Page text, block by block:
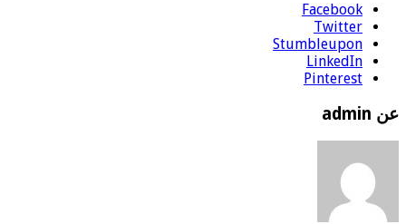
Facebook
Twitter
Stumbleupon
LinkedIn
Pinterest
عن admin